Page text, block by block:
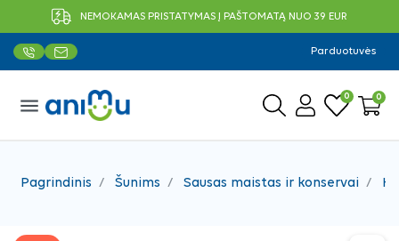
NEMOKAMAS PRISTATYMAS Į PAŠTOMATĄ NUO 39 EUR
Parduotuvės
menu 0 0
Pagrindinis Šunims Sausas maistas ir konservai